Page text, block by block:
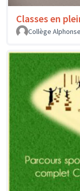
Classes en
Collège